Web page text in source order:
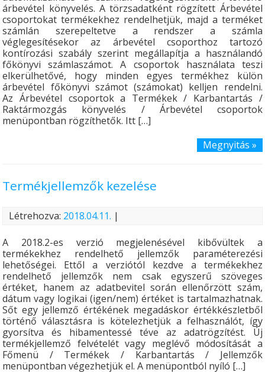
árbevétel könyvelés. A törzsadatként rögzített Árbevétel
csoportokat termékekhez rendelhetjük, majd a terméket
számlán szerepeltetve a rendszer a számla
véglegesítésekor az árbevétel csoporthoz tartozó
kontírozási szabály szerint megállapítja a használandó
főkönyvi számlaszámot. A csoportok használata teszi
elkerülhetővé, hogy minden egyes termékhez külön
árbevétel főkönyvi számot (számokat) kelljen rendelni.
Az Árbevétel csoportok a Termékek / Karbantartás /
Raktármozgás könyvelés / Árbevétel csoportok
menüpontban rögzíthetők. Itt […]
Megnyitás »
Termékjellemzők kezelése
Létrehozva: 2018.04.11. |
A 2018.2-es verzió megjelenésével kibővültek a
termékekhez rendelhető jellemzők paraméterezési
lehetőségei. Ettől a verziótól kezdve a termékekhez
rendelhető jellemzők nem csak egyszerű szöveges
értéket, hanem az adatbevitel során ellenőrzött szám,
dátum vagy logikai (igen/nem) értéket is tartalmazhatnak.
Sőt egy jellemző értékének megadáskor értékkészletből
történő választásra is kötelezhetjük a felhasználót, így
gyorsítva és hibamentessé téve az adatrögzítést. Új
termékjellemző felvételét vagy meglévő módosítását a
Főmenü / Termékek / Karbantartás / Jellemzők
menüpontban végezhetjük el. A menüpontból nyíló […]